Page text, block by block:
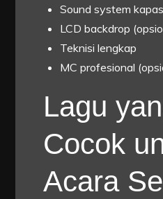
Sound system
LCD backdrop
Teknisi lengkap
MC profesional
Lagu
Cocok
Acara